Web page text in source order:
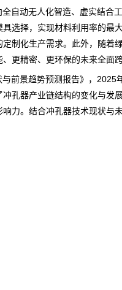
动无人化智造、虚实结合
选择，实现材料利用率的
制化生产需求。此外，随
更精密、更环保的未来全面跨
前景趋势预测报告》，2025
孔器产业链结构的变化与发
响力。结合冲孔器技术现状与